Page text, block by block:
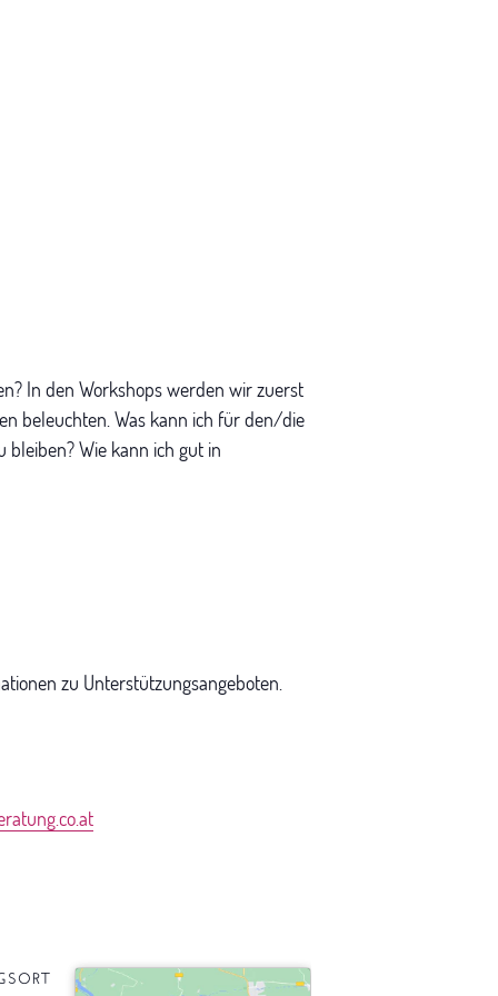
In den Workshops werden wir zuerst
beleuchten. Was kann ich für den/die
Wie kann ich gut in
zu Unterstützungsangeboten.